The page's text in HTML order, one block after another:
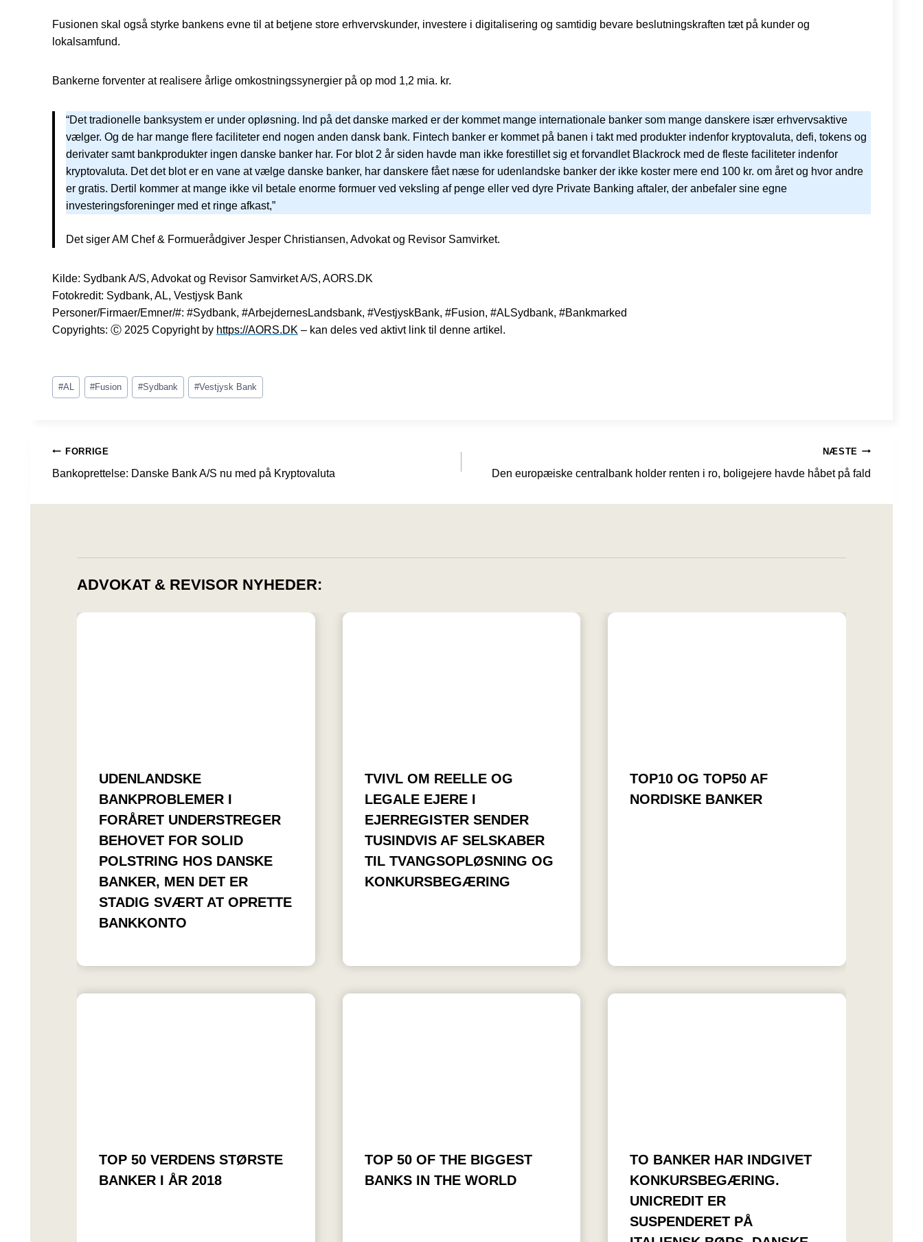
Fusionen skal også styrke bankens evne til at betjene store erhvervskunder, investere i digitalisering og samtidig bevare beslutningskraften tæt på kunder og
lokalsamfund.
Bankerne forventer at realisere årlige omkostningssynergier på op mod 1,2 mia. kr.
“Det tradionelle banksystem er under opløsning. Ind på det danske marked er der kommet mange internationale banker som mange danskere især erhvervsaktive
vælger. Og de har mange flere faciliteter end nogen anden dansk bank. Fintech banker er kommet på banen i takt med produkter indenfor kryptovaluta, defi, tokens og
derivater samt bankprodukter ingen danske banker har. For blot 2 år siden havde man ikke forestillet sig et forvandlet Blackrock med de fleste faciliteter indenfor
kryptovaluta. Det det blot er en vane at vælge danske banker, har danskere fået næse for udenlandske banker der ikke koster mere end 100 kr. om året og hvor andre
er gratis. Dertil kommer at mange ikke vil betale enorme formuer ved veksling af penge eller ved dyre Private Banking aftaler, der anbefaler sine egne
investeringsforeninger med et ringe afkast,”
Det siger AM Chef & Formuerådgiver Jesper Christiansen, Advokat og Revisor Samvirket.
Kilde: Sydbank A/S, Advokat og Revisor Samvirket A/S, AORS.DK
Fotokredit: Sydbank, AL, Vestjysk Bank
Personer/Firmaer/Emner/#: #Sydbank, #ArbejdernesLandsbank, #VestjyskBank, #Fusion, #ALSydbank, #Bankmarked
Copyrights: Ⓒ 2025 Copyright by https://AORS.DK – kan deles ved aktivt link til denne artikel.
Indlæg-
tags:
#AL #Fusion #Sydbank #Vestjysk Bank
INDLÆGSNAVIGATION
FORRIGE
Bankoprettelse: Danske Bank A/S nu med på Kryptovaluta
NÆSTE
Den europæiske centralbank holder renten i ro, boligejere havde håbet på fald
ADVOKAT & REVISOR NYHEDER:
UDENLANDSKE
BANKPROBLEMER I
FORÅRET UNDERSTREGER
BEHOVET FOR SOLID
POLSTRING HOS DANSKE
BANKER, MEN DET ER
STADIG SVÆRT AT OPRETTE
BANKKONTO
TVIVL OM REELLE OG
LEGALE EJERE I
EJERREGISTER SENDER
TUSINDVIS AF SELSKABER
TIL TVANGSOPLØSNING OG
KONKURSBEGÆRING
TOP10 OG TOP50 AF
NORDISKE BANKER
TOP 50 VERDENS STØRSTE
BANKER I ÅR 2018
TOP 50 OF THE BIGGEST
BANKS IN THE WORLD
TO BANKER HAR INDGIVET
KONKURSBEGÆRING.
UNICREDIT ER
SUSPENDERET PÅ